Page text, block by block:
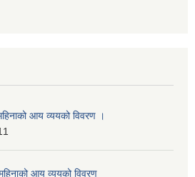
आय व्ययको विवरण ।
आय व्ययको विवरण